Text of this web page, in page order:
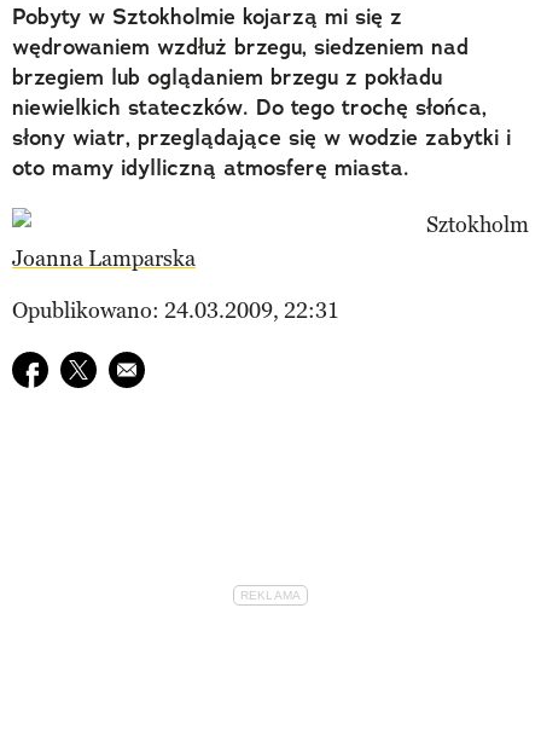
Polecane
Pobyty w Sztokholmie kojarzą mi się z
wędrowaniem wzdłuż brzegu, siedzeniem nad
brzegiem lub oglądaniem brzegu z pokładu
niewielkich stateczków. Do tego trochę słońca,
słony wiatr, przeglądające się w wodzie zabytki i
oto mamy idylliczną atmosferę miasta.
Joanna Lamparska
Opublikowano: 24.03.2009, 22:31
Udostępnij na facebook
Udostępnij na twitter
E-mail do przyjaciela